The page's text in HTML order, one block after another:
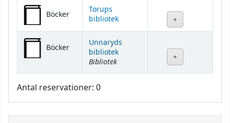
Böcker
Torups
bibliotek
Böcker
Unnaryds
bibliotek
Bibliotek
Antal reservationer: 0